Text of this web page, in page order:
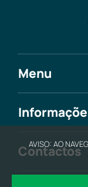
Menu
Contactos
AVISO: AO